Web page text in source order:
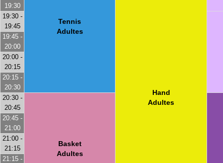
Tennis
Adultes
19:30
Hand
Adultes
19:30 -
19:45
19:45 -
20:00
20:00 -
20:15
20:15 -
20:30
20:30 -
20:45
Basket
Adultes
20:45 -
21:00
21:00 -
21:15
21:15 -